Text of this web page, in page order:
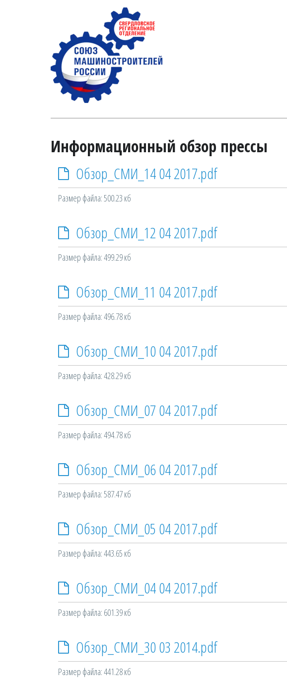
Информационный обзор прессы
Обзор_СМИ_14 04 2017.pdf
Размер файла: 500.23 кб
Обзор_СМИ_12 04 2017.pdf
Размер файла: 499.29 кб
Обзор_СМИ_11 04 2017.pdf
Размер файла: 496.78 кб
Обзор_СМИ_10 04 2017.pdf
Размер файла: 428.29 кб
Обзор_СМИ_07 04 2017.pdf
Размер файла: 494.78 кб
Обзор_СМИ_06 04 2017.pdf
Размер файла: 587.47 кб
Обзор_СМИ_05 04 2017.pdf
Размер файла: 443.65 кб
Обзор_СМИ_04 04 2017.pdf
Размер файла: 601.39 кб
Обзор_СМИ_30 03 2014.pdf
Размер файла: 441.28 кб